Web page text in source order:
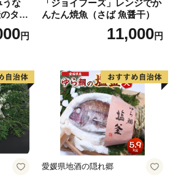
うな
タレ
円
「ジョイフーズ」レンジでか
んたん焼魚（さば 魚醤干）
11,000円
愛媛県地酒の隠れ郷